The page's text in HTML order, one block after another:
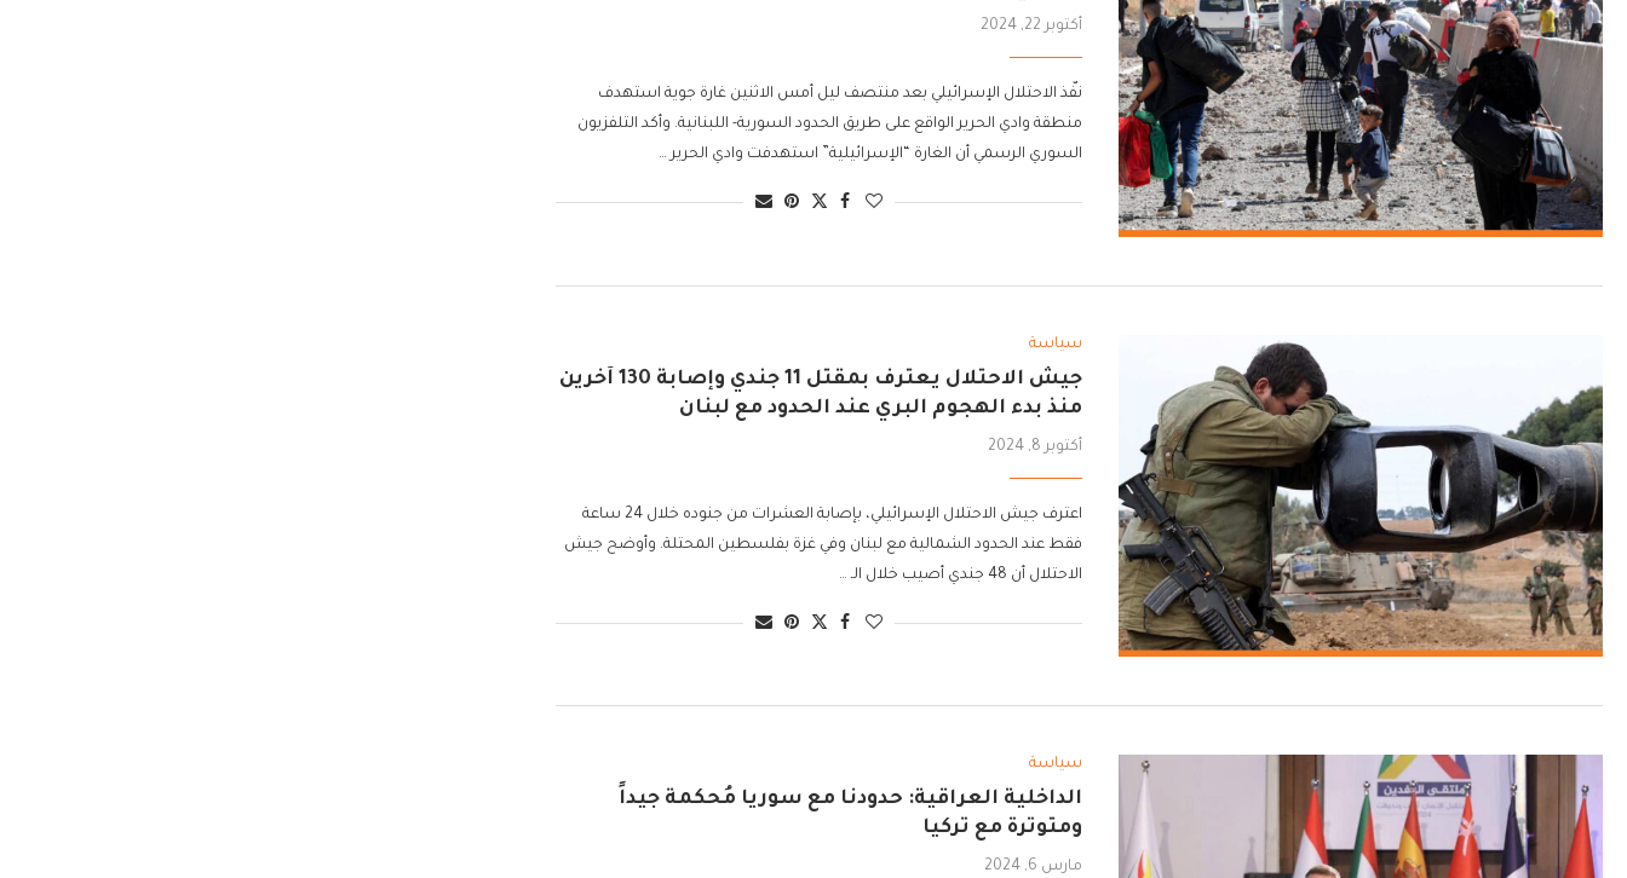
أكتوبر 22, 2024
نفّذ الاحتلال الإسرائيلي بعد منتصف ليل أمس الاثنين غارة جوية استهدف
منطقة وادي الحرير الواقع على طريق الحدود السورية- اللبنانية. وأكد التلفزيون
السوري الرسمي أن الغارة “الإسرائيلية” استهدفت وادي الحرير …
سياسة
جيش الاحتلال يعترف بمقتل 11 جندي وإصابة 130 آخرين
منذ بدء الهجوم البري عند الحدود مع لبنان
أكتوبر 8, 2024
اعترف جيش الاحتلال الإسرائيلي، بإصابة العشرات من جنوده خلال 24 ساعة
فقط عند الحدود الشمالية مع لبنان وفي غزة بفلسطين المحتلة. وأوضح جيش
الاحتلال أن 48 جندي أصيب خلال الـ …
سياسة
الداخلية العراقية: حدودنا مع سوريا مُحكمة جيداً
ومتوترة مع تركيا
مارس 6, 2024